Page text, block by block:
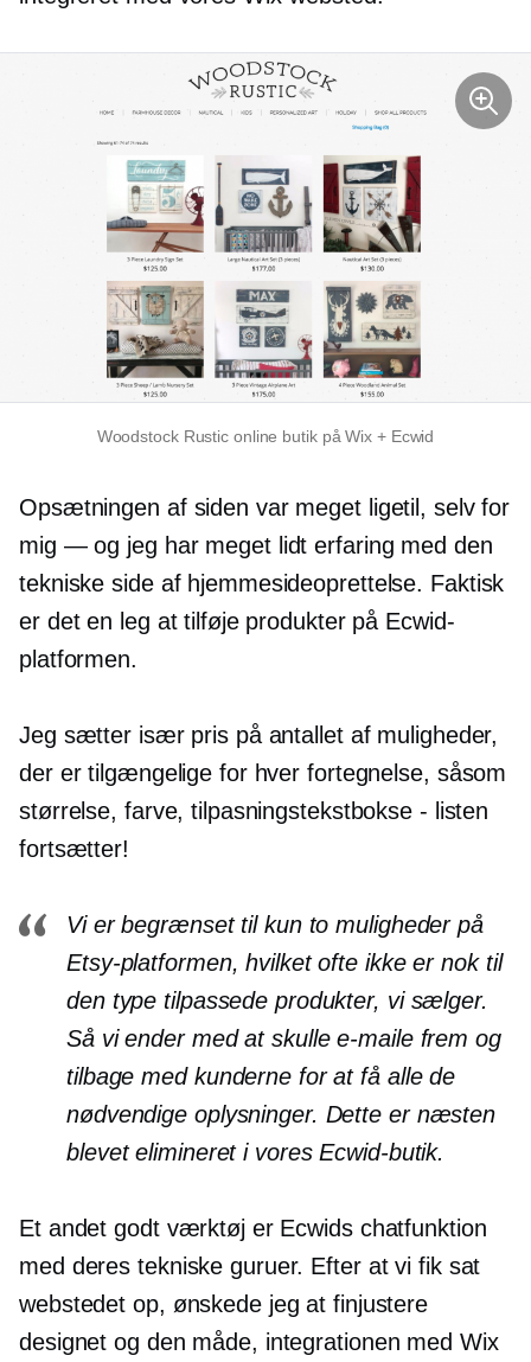
Woodstock Rustic online butik på Wix + Ecwid
Opsætningen af ​​siden var meget ligetil, selv for
mig —og jeg har meget lidt erfaring med den
tekniske side af hjemmesideoprettelse. Faktisk
er det en leg at tilføje produkter på Ecwid-
platformen.
Jeg sætter især pris på antallet af muligheder,
der er tilgængelige for hver fortegnelse, såsom
størrelse, farve, tilpasningstekstbokse - listen
fortsætter!
Vi er begrænset til kun to muligheder på
Etsy-platformen, hvilket ofte ikke er nok til
den type tilpassede produkter, vi sælger.
Så vi ender med at skulle e-maile frem og
tilbage med kunderne for at få alle de
nødvendige oplysninger. Dette er næsten
blevet elimineret i vores Ecwid-butik.
Et andet godt værktøj er Ecwids chatfunktion
med deres tekniske guruer. Efter at vi fik sat
webstedet op, ønskede jeg at finjustere
designet og den måde, integrationen med Wix